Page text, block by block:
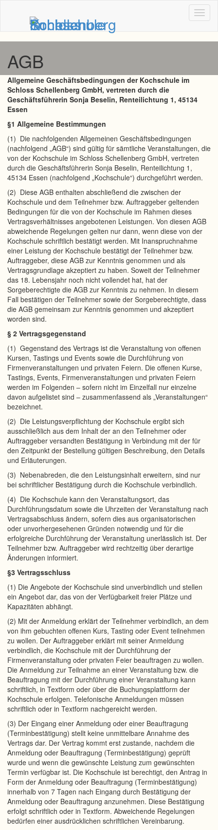
AGB
Allgemeine Geschäftsbedingungen der Kochschule im
Schloss Schellenberg GmbH, vertreten durch die
Geschäftsführerin Sonja Beselin, Renteilichtung 1, 45134
Essen
§1 Allgemeine Bestimmungen
(1) Die nachfolgenden Allgemeinen Geschäftsbedingungen
(nachfolgend „AGB“) sind gültig für sämtliche Veranstaltungen, die
von der Kochschule im Schloss Schellenberg GmbH, vertreten
durch die Geschäftsführerin Sonja Beselin, Renteilichtung 1,
45134 Essen (nachfolgend „Kochschule“) durchgeführt werden.
(2) Diese AGB enthalten abschließend die zwischen der
Kochschule und dem Teilnehmer bzw. Auftraggeber geltenden
Bedingungen für die von der Kochschule im Rahmen dieses
Vertragsverhältnisses angebotenen Leistungen. Von diesen AGB
abweichende Regelungen gelten nur dann, wenn diese von der
Kochschule schriftlich bestätigt werden. Mit Inanspruchnahme
einer Leistung der Kochschule bestätigt der Teilnehmer bzw.
Auftraggeber, diese AGB zur Kenntnis genommen und als
Vertragsgrundlage akzeptiert zu haben. Soweit der Teilnehmer
das 18. Lebensjahr noch nicht vollendet hat, hat der
Sorgeberechtigte die AGB zur Kenntnis zu nehmen. In diesem
Fall bestätigen der Teilnehmer sowie der Sorgeberechtigte, dass
die AGB gemeinsam zur Kenntnis genommen und akzeptiert
worden sind.
§ 2 Vertragsgegenstand
(1) Gegenstand des Vertrags ist die Veranstaltung von offenen
Kursen, Tastings und Events sowie die Durchführung von
Firmenveranstaltungen und privaten Feiern. Die offenen Kurse,
Tastings, Events, Firmenveranstaltungen und privaten Feiern
werden im Folgenden – sofern nicht im Einzelfall nur einzelne
davon aufgelistet sind – zusammenfassend als „Veranstaltungen“
bezeichnet.
(2) Die Leistungsverpflichtung der Kochschule ergibt sich
ausschließlich aus dem Inhalt der an den Teilnehmer oder
Auftraggeber versandten Bestätigung in Verbindung mit der für
den Zeitpunkt der Bestellung gültigen Beschreibung, den Details
und Erläuterungen.
(3) Nebenabreden, die den Leistungsinhalt erweitern, sind nur
bei schriftlicher Bestätigung durch die Kochschule verbindlich.
(4) Die Kochschule kann den Veranstaltungsort, das
Durchführungsdatum sowie die Uhrzeiten der Veranstaltung nach
Vertragsabschluss ändern, sofern dies aus organisatorischen
oder unvorhergesehenen Gründen notwendig und für die
erfolgreiche Durchführung der Veranstaltung unerlässlich ist. Der
Teilnehmer bzw. Auftraggeber wird rechtzeitig über derartige
Änderungen informiert.
§3 Vertragsschluss
(1) Die Angebote der Kochschule sind unverbindlich und stellen
ein Angebot dar, das von der Verfügbarkeit freier Plätze und
Kapazitäten abhängt.
(2) Mit der Anmeldung erklärt der Teilnehmer verbindlich, an dem
von ihm gebuchten offenen Kurs, Tasting oder Event teilnehmen
zu wollen. Der Auftraggeber erklärt mit seiner Anmeldung
verbindlich, die Kochschule mit der Durchführung der
Firmenveranstaltung oder privaten Feier beauftragen zu wollen.
Die Anmeldung zur Teilnahme an einer Veranstaltung bzw. die
Beauftragung mit der Durchführung einer Veranstaltung kann
schriftlich, in Textform oder über die Buchungsplattform der
Kochschule erfolgen. Telefonische Anmeldungen müssen
schriftlich oder in Textform nachgereicht werden.
(3) Der Eingang einer Anmeldung oder einer Beauftragung
(Terminbestätigung) stellt keine unmittelbare Annahme des
Vertrags dar. Der Vertrag kommt erst zustande, nachdem die
Anmeldung oder Beauftragung (Terminbestätigung) geprüft
wurde und wenn die gewünschte Leistung zum gewünschten
Termin verfügbar ist. Die Kochschule ist berechtigt, den Antrag in
Form der Anmeldung oder Beauftragung (Terminbestätigung)
innerhalb von 7 Tagen nach Eingang durch Bestätigung der
Anmeldung oder Beauftragung anzunehmen. Diese Bestätigung
erfolgt schriftlich oder in Textform. Abweichende Regelungen
bedürfen einer ausdrücklichen schriftlichen Vereinbarung.